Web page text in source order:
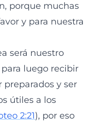
porque muchas
y para nuestra
será nuestro
luego recibir
preparados y ser
útiles a los
2:21), por eso